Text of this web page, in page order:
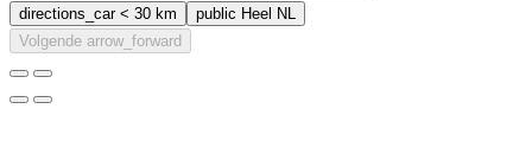
directions_car< 30 km public Heel NL
Volgende arrow_forward